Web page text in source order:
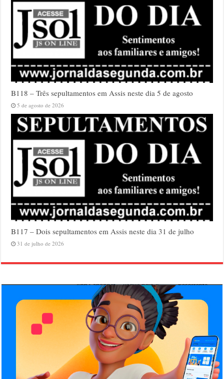
B118 – Três sepultamentos em Assis neste dia 5 de agosto
5 de agosto de 2026
B117 – Dois sepultamentos em Assis neste dia 31 de julho
31 de julho de 2026